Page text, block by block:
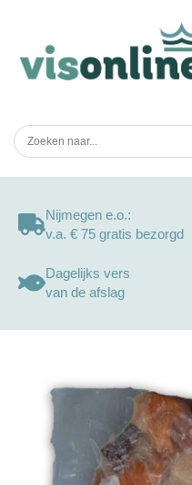
Nijmegen e.o.:
v.a. € 75 gratis bezorgd
Dagelijks vers
van de afslag